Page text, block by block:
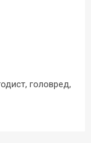
головред,